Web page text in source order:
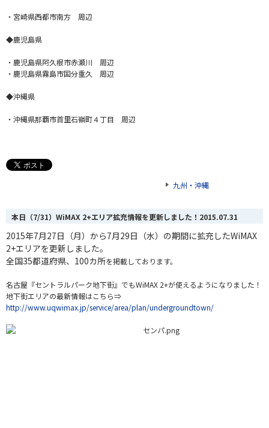
・宮崎県西都市南方 周辺
◆鹿児島県
・鹿児島県阿久根市赤瀬川 周辺
・鹿児島県霧島市国分重久 周辺
◆沖縄県
・沖縄県那覇市首里石嶺町４丁目 周辺
九州・沖縄
本日（7/31）WiMAX 2+エリア拡充情報を更新しました！ 2015.07.31
2015年7月27日（月）から7月29日（水）の期間に拡充したWiMAX
2+エリアを更新しました。
全国35都道府県、100カ所を掲載しております。
名古屋『セントラルパーク地下街』でもWiMAX 2+が使えるようになりました！
地下街エリアの最新情報はこちら⇒
http://www.uqwimax.jp/service/area/plan/undergroundtown/